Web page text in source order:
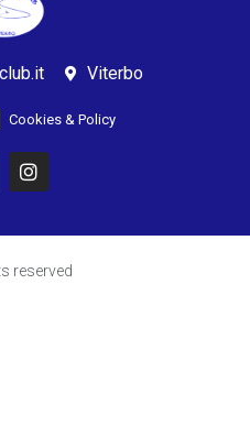
Viterbo
Cookies & Policy
reserved